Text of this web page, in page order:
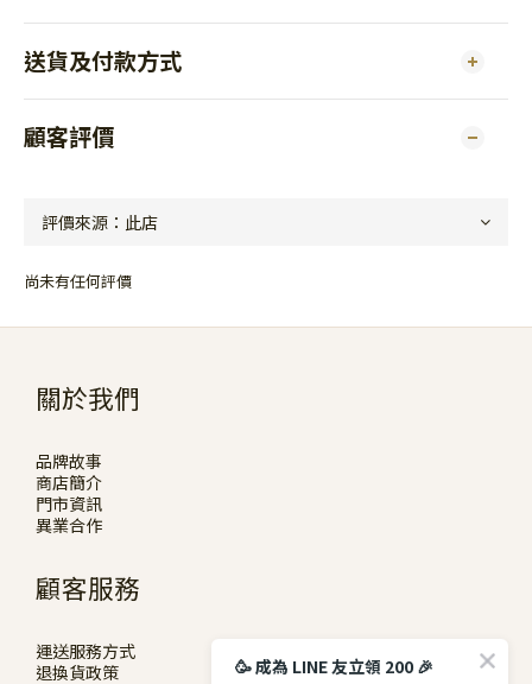
送貨及付款方式
顧客評價
尚未有任何評價
關於我們
品牌故事
商店簡介
門市資訊
異業合作
顧客服務
運送服務方式
退換貨政策
🥳 成為 LINE 友立領 200 🎉